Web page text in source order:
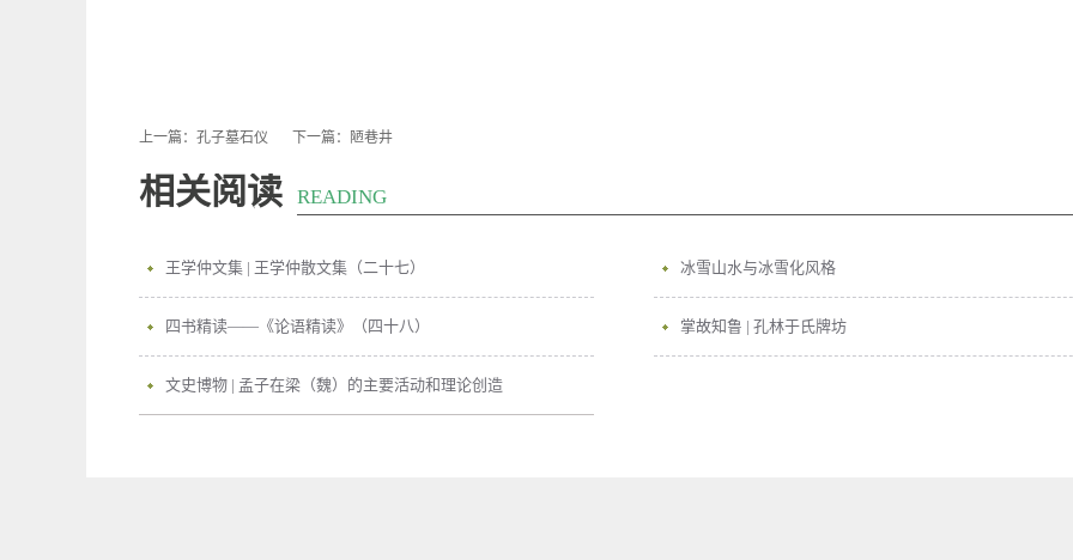
上一篇： 孔子墓石仪 下一篇： 陋巷井
相关阅读 READING
王学仲文集 | 王学仲散文集（二十七） 冰雪山水与冰雪化风格
四书精读——《论语精读》（四十八） 掌故知鲁 | 孔林于氏牌坊
文史博物 | 孟子在梁（魏）的主要活动和理论创造